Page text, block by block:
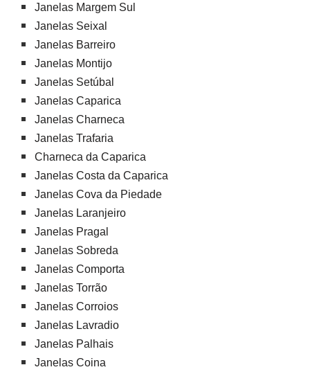
Janelas Margem Sul
Janelas Seixal
Janelas Barreiro
Janelas Montijo
Janelas Setúbal
Janelas Caparica
Janelas Charneca
Janelas Trafaria
Charneca da Caparica
Janelas Costa da Caparica
Janelas Cova da Piedade
Janelas Laranjeiro
Janelas Pragal
Janelas Sobreda
Janelas Comporta
Janelas Torrão
Janelas Corroios
Janelas Lavradio
Janelas Palhais
Janelas Coina